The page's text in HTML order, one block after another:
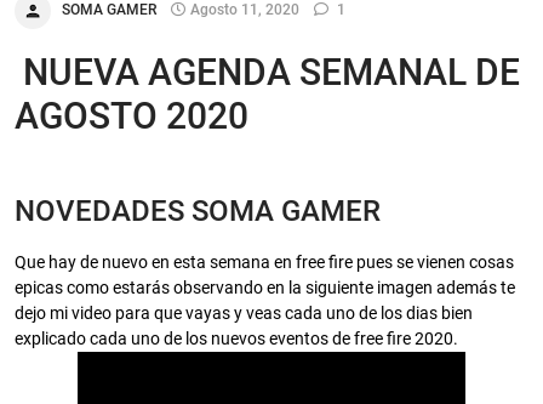
SOMA GAMER Agosto 11, 2020 1
NUEVA AGENDA SEMANAL DE
AGOSTO 2020
NOVEDADES SOMA GAMER
Que hay de nuevo en esta semana en free fire pues se vienen cosas
epicas como estarás observando en la siguiente imagen además te
dejo mi video para que vayas y veas cada uno de los dias bien
explicado cada uno de los nuevos eventos de free fire 2020.